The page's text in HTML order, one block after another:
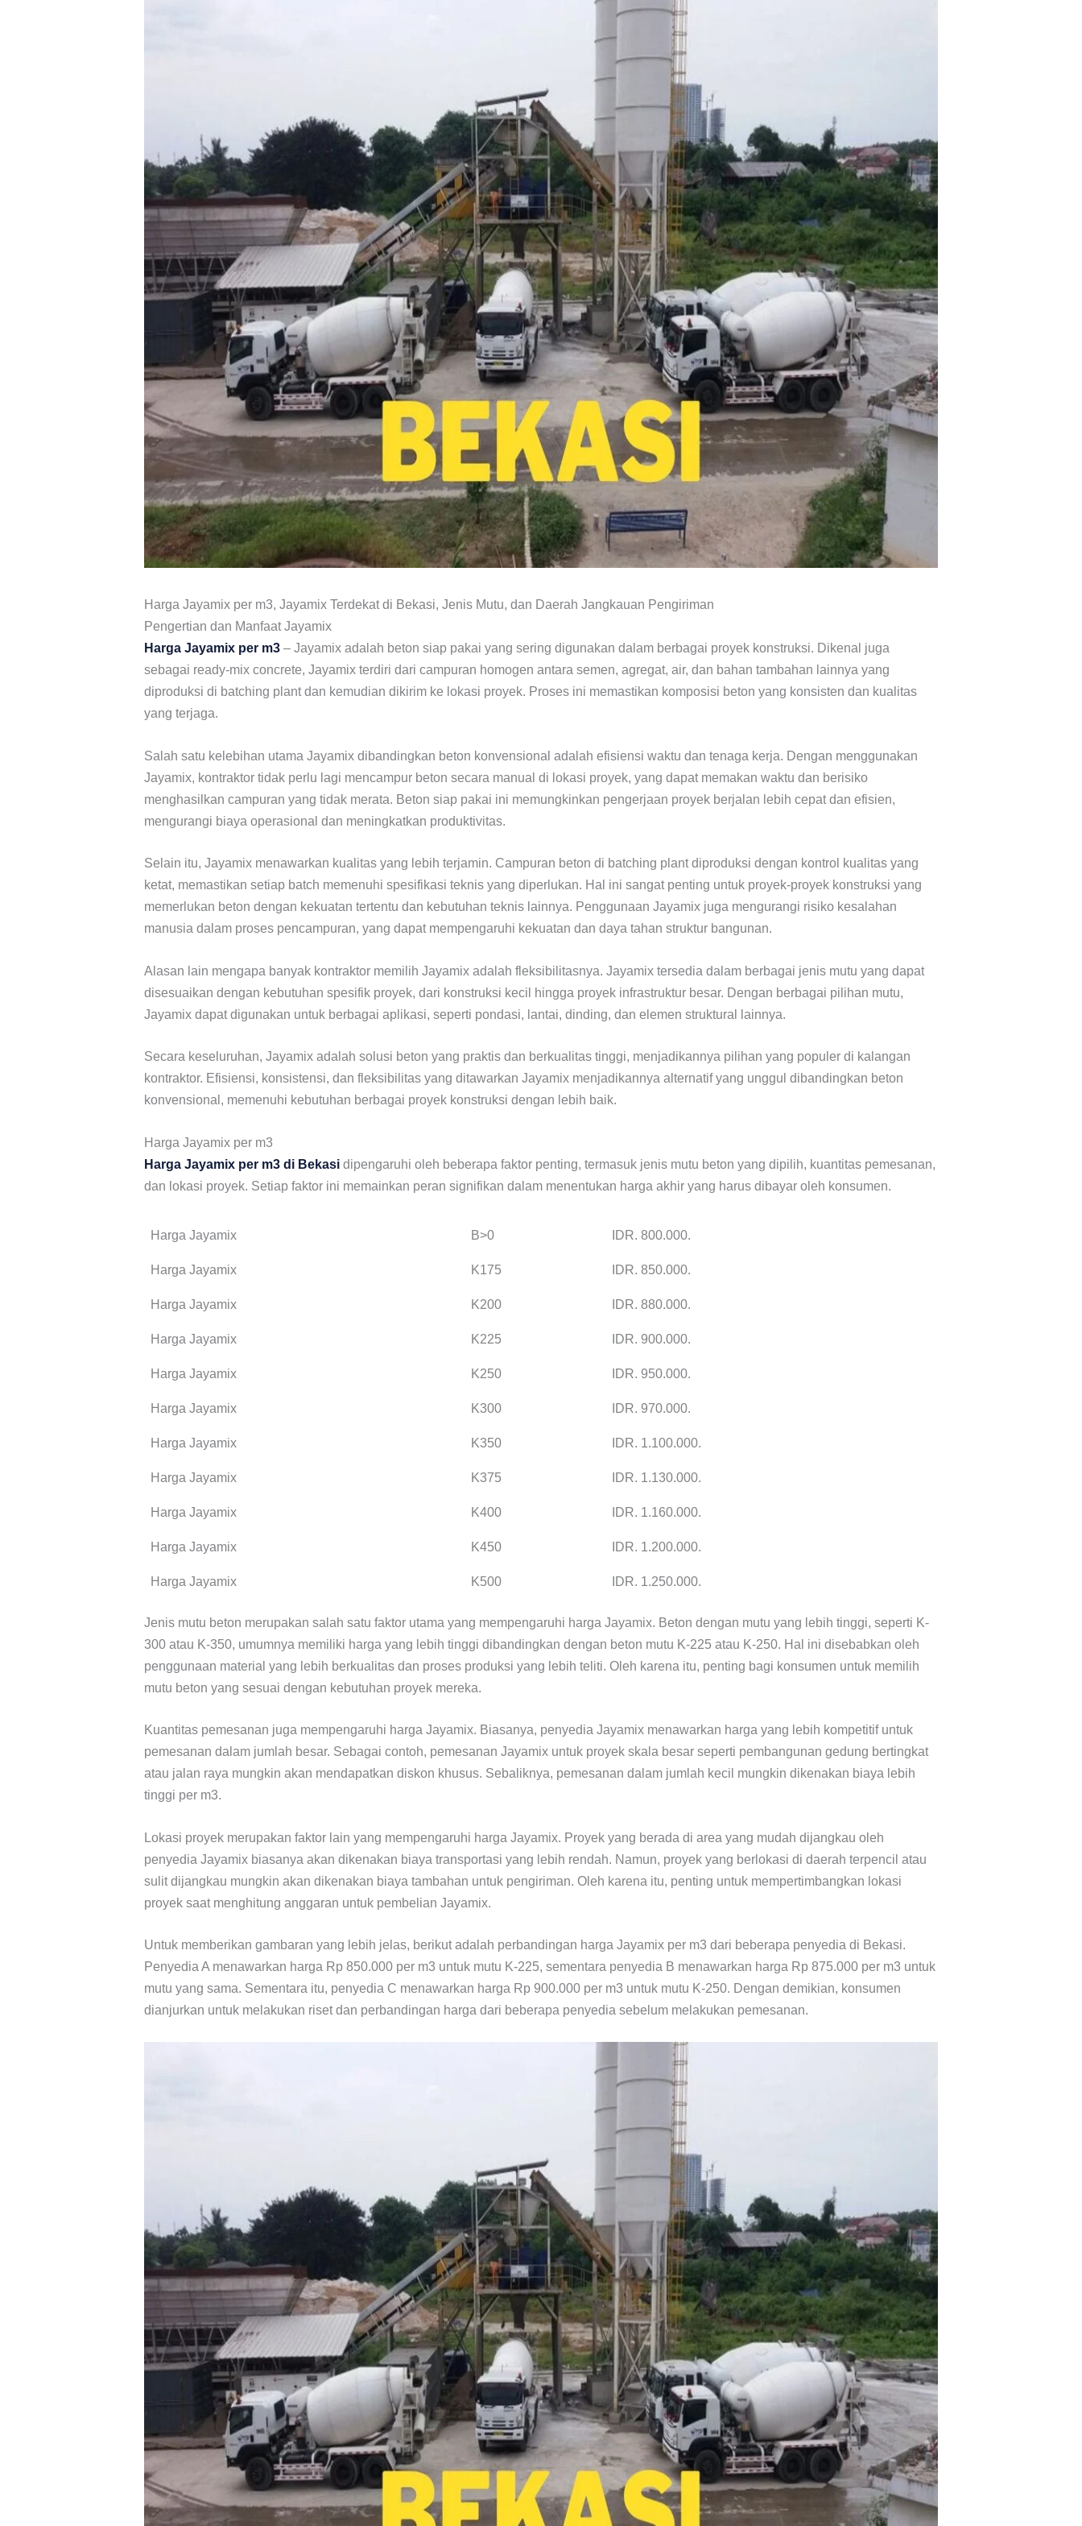
Harga Jayamix per m3, Jayamix Terdekat di Bekasi, Jenis Mutu, dan Daerah Jangkauan Pengiriman
Pengertian dan Manfaat Jayamix
Harga Jayamix per m3– Jayamix adalah beton siap pakai yang sering digunakan dalam berbagai proyek konstruksi. Dikenal juga
sebagai ready-mix concrete, Jayamix terdiri dari campuran homogen antara semen, agregat, air, dan bahan tambahan lainnya yang
diproduksi di batching plant dan kemudian dikirim ke lokasi proyek. Proses ini memastikan komposisi beton yang konsisten dan kualitas
yang terjaga.
Salah satu kelebihan utama Jayamix dibandingkan beton konvensional adalah efisiensi waktu dan tenaga kerja. Dengan menggunakan
Jayamix, kontraktor tidak perlu lagi mencampur beton secara manual di lokasi proyek, yang dapat memakan waktu dan berisiko
menghasilkan campuran yang tidak merata. Beton siap pakai ini memungkinkan pengerjaan proyek berjalan lebih cepat dan efisien,
mengurangi biaya operasional dan meningkatkan produktivitas.
Selain itu, Jayamix menawarkan kualitas yang lebih terjamin. Campuran beton di batching plant diproduksi dengan kontrol kualitas yang
ketat, memastikan setiap batch memenuhi spesifikasi teknis yang diperlukan. Hal ini sangat penting untuk proyek-proyek konstruksi yang
memerlukan beton dengan kekuatan tertentu dan kebutuhan teknis lainnya. Penggunaan Jayamix juga mengurangi risiko kesalahan
manusia dalam proses pencampuran, yang dapat mempengaruhi kekuatan dan daya tahan struktur bangunan.
Alasan lain mengapa banyak kontraktor memilih Jayamix adalah fleksibilitasnya. Jayamix tersedia dalam berbagai jenis mutu yang dapat
disesuaikan dengan kebutuhan spesifik proyek, dari konstruksi kecil hingga proyek infrastruktur besar. Dengan berbagai pilihan mutu,
Jayamix dapat digunakan untuk berbagai aplikasi, seperti pondasi, lantai, dinding, dan elemen struktural lainnya.
Secara keseluruhan, Jayamix adalah solusi beton yang praktis dan berkualitas tinggi, menjadikannya pilihan yang populer di kalangan
kontraktor. Efisiensi, konsistensi, dan fleksibilitas yang ditawarkan Jayamix menjadikannya alternatif yang unggul dibandingkan beton
konvensional, memenuhi kebutuhan berbagai proyek konstruksi dengan lebih baik.
Harga Jayamix per m3
Harga Jayamix per m3 di Bekasidipengaruhi oleh beberapa faktor penting, termasuk jenis mutu beton yang dipilih, kuantitas pemesanan,
dan lokasi proyek. Setiap faktor ini memainkan peran signifikan dalam menentukan harga akhir yang harus dibayar oleh konsumen.
Harga Jayamix B>0 IDR. 800.000.
Harga Jayamix K175 IDR. 850.000.
Harga Jayamix K200 IDR. 880.000.
Harga Jayamix K225 IDR. 900.000.
Harga Jayamix K250 IDR. 950.000.
Harga Jayamix K300 IDR. 970.000.
Harga Jayamix K350 IDR. 1.100.000.
Harga Jayamix K375 IDR. 1.130.000.
Harga Jayamix K400 IDR. 1.160.000.
Harga Jayamix K450 IDR. 1.200.000.
Harga Jayamix K500 IDR. 1.250.000.
Jenis mutu beton merupakan salah satu faktor utama yang mempengaruhi harga Jayamix. Beton dengan mutu yang lebih tinggi, seperti K-
300 atau K-350, umumnya memiliki harga yang lebih tinggi dibandingkan dengan beton mutu K-225 atau K-250. Hal ini disebabkan oleh
penggunaan material yang lebih berkualitas dan proses produksi yang lebih teliti. Oleh karena itu, penting bagi konsumen untuk memilih
mutu beton yang sesuai dengan kebutuhan proyek mereka.
Kuantitas pemesanan juga mempengaruhi harga Jayamix. Biasanya, penyedia Jayamix menawarkan harga yang lebih kompetitif untuk
pemesanan dalam jumlah besar. Sebagai contoh, pemesanan Jayamix untuk proyek skala besar seperti pembangunan gedung bertingkat
atau jalan raya mungkin akan mendapatkan diskon khusus. Sebaliknya, pemesanan dalam jumlah kecil mungkin dikenakan biaya lebih
tinggi per m3.
Lokasi proyek merupakan faktor lain yang mempengaruhi harga Jayamix. Proyek yang berada di area yang mudah dijangkau oleh
penyedia Jayamix biasanya akan dikenakan biaya transportasi yang lebih rendah. Namun, proyek yang berlokasi di daerah terpencil atau
sulit dijangkau mungkin akan dikenakan biaya tambahan untuk pengiriman. Oleh karena itu, penting untuk mempertimbangkan lokasi
proyek saat menghitung anggaran untuk pembelian Jayamix.
Untuk memberikan gambaran yang lebih jelas, berikut adalah perbandingan harga Jayamix per m3 dari beberapa penyedia di Bekasi.
Penyedia A menawarkan harga Rp 850.000 per m3 untuk mutu K-225, sementara penyedia B menawarkan harga Rp 875.000 per m3 untuk
mutu yang sama. Sementara itu, penyedia C menawarkan harga Rp 900.000 per m3 untuk mutu K-250. Dengan demikian, konsumen
dianjurkan untuk melakukan riset dan perbandingan harga dari beberapa penyedia sebelum melakukan pemesanan.